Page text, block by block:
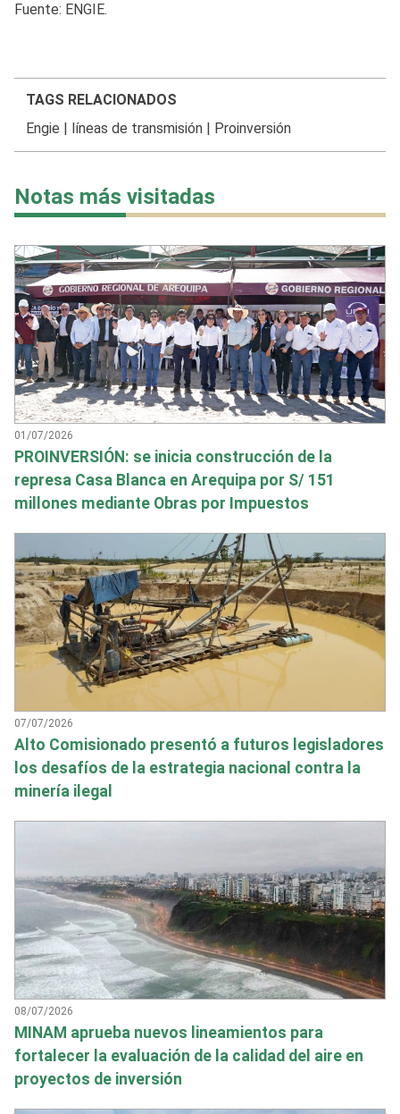
Fuente: ENGIE.
TAGS RELACIONADOS
Engie
líneas de transmisión| Proinversión
Notas más visitadas
01/07/2026
PROINVERSIÓN: se inicia construcción de la
represa Casa Blanca en Arequipa por S/ 151
millones mediante Obras por Impuestos
07/07/2026
Alto Comisionado presentó a futuros legisladores
los desafíos de la estrategia nacional contra la
minería ilegal
08/07/2026
MINAM aprueba nuevos lineamientos para
fortalecer la evaluación de la calidad del aire en
proyectos de inversión